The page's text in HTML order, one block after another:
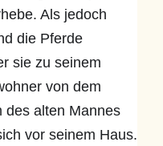
Als jedoch
die Pferde
sie zu seinem
von dem
des alten Mannes
vor seinem Haus.